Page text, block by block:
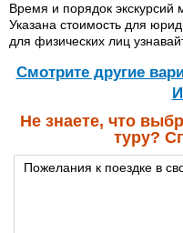
Время и порядок экскурсий
Указана стоимость для
для физических лиц
Cмотрите другие
Не знаете, что
туру?